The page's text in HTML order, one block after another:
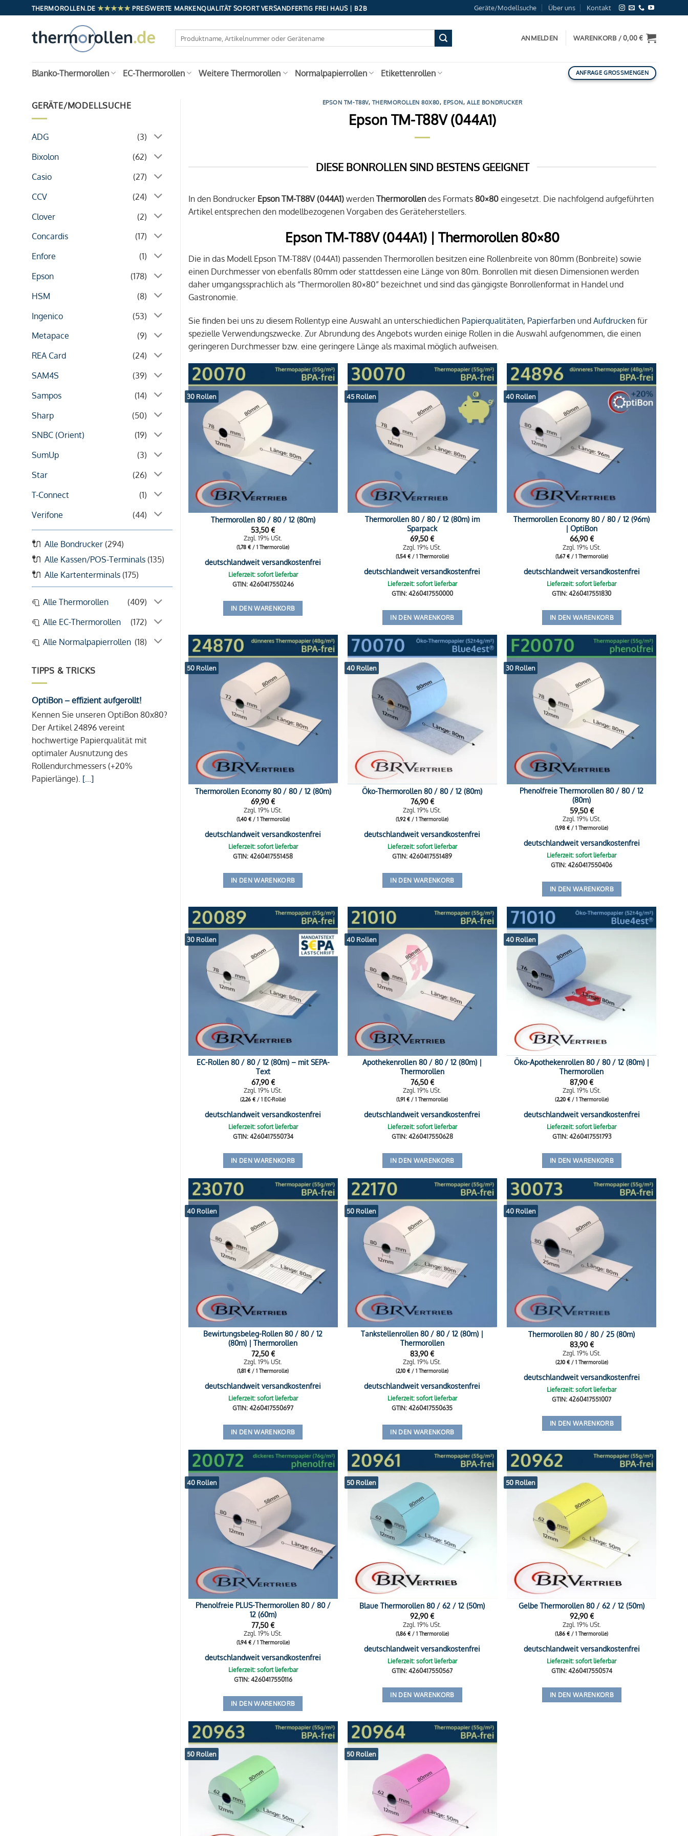
Inhalt
THERMOROLLEN.DE ★★★★★ PREISWERTE MARKENQUALITÄT SOFORT VERSANDFERTIG FREI HAUS | B2B Geräte/Modellsuche Über uns Kontakt
nach:
ANMELDEN WARENKORB /0,00€
Blanko-Thermorollen EC-Thermorollen Weitere Thermorollen Normalpapierrollen Etikettenrollen ANFRAGE GROSSMENGEN
GERÄTE/MODELLSUCHE
ADG
(3)
Bixolon
(62)
Casio
(27)
CCV
(24)
Clover
(2)
Concardis
(17)
Enfore
(1)
Epson
(178)
HSM
(8)
Ingenico
(53)
Metapace
(9)
REA Card
(24)
SAM4S
(39)
Sampos
(14)
Sharp
(50)
SNBC (Orient)
(19)
SumUp
(3)
Star
(26)
T-Connect
(1)
Verifone
(44)
Alle Bondrucker (294)
Alle Kassen/POS-Terminals (135)
Alle Kartenterminals (175)
Alle Thermorollen
(409)
Alle EC-Thermorollen
(172)
Alle Normalpapierrollen (18)
TIPPS & TRICKS
OptiBon – effizient aufgerollt!
Kennen Sie unseren OptiBon 80x80?
Der Artikel 24896 vereint
hochwertige Papierqualität mit
optimaler Ausnutzung des
Rollendurchmessers (+20%
Papierlänge). [...]
EPSON TM-T88V, THERMOROLLEN 80X80, EPSON,ALLE BONDRUCKER
Epson TM-T88V (044A1)
DIESE BONROLLEN SIND BESTENS GEEIGNET
In den Bondrucker Epson TM-T88V (044A1) werden Thermorollen des Formats 80×80 eingesetzt. Die nachfolgend aufgeführten
Artikel entsprechen den modellbezogenen Vorgaben des Geräteherstellers.
Epson TM-T88V (044A1) | Thermorollen 80×80
Die in das Modell Epson TM-T88V (044A1) passenden Thermorollen besitzen eine Rollenbreite von 80mm (Bonbreite) sowie
einen Durchmesser von ebenfalls 80mm oder stattdessen eine Länge von 80m. Bonrollen mit diesen Dimensionen werden
daher umgangssprachlich als “Thermorollen 80×80” bezeichnet und sind das gängigste Bonrollenformat in Handel und
Gastronomie.
Sie finden bei uns zu diesem Rollentyp eine Auswahl an unterschiedlichen Papierqualitäten, Papierfarben und Aufdrucken für
spezielle Verwendungszwecke. Zur Abrundung des Angebots wurden einige Rollen in die Auswahl aufgenommen, die einen
geringeren Durchmesser bzw. eine geringere Länge als maximal möglich aufweisen.
30 Rollen
Thermorollen 80 / 80 / 12 (80m)
53,50€
Zzgl. 19% USt.
(1,78€ / 1 Thermorolle)
deutschlandweit versandkostenfrei
Lieferzeit: sofort lieferbar
GTIN: 4260417550246
IN DEN WARENKORB
45 Rollen
Thermorollen 80 / 80 / 12 (80m) im
Sparpack
69,50€
Zzgl. 19% USt.
(1,54 €/ 1 Thermorolle)
deutschlandweit versandkostenfrei
Lieferzeit: sofort lieferbar
GTIN: 4260417550000
IN DEN WARENKORB
40 Rollen
Thermorollen Economy 80 / 80 / 12 (96m)
| OptiBon
66,90€
Zzgl. 19% USt.
(1,67€/ 1 Thermorolle)
deutschlandweit versandkostenfrei
Lieferzeit: sofort lieferbar
GTIN: 4260417551830
IN DEN WARENKORB
50 Rollen
Thermorollen Economy 80 / 80 / 12 (80m)
69,90€
Zzgl. 19% USt.
(1,40 €/ 1 Thermorolle)
deutschlandweit versandkostenfrei
Lieferzeit: sofort lieferbar
GTIN: 4260417551458
IN DEN WARENKORB
40 Rollen
Öko-Thermorollen 80 / 80 / 12 (80m)
76,90€
Zzgl. 19% USt.
(1,92€ / 1 Thermorolle)
deutschlandweit versandkostenfrei
Lieferzeit: sofort lieferbar
GTIN: 4260417551489
IN DEN WARENKORB
30 Rollen
Phenolfreie Thermorollen 80 / 80 / 12
(80m)
59,50€
Zzgl. 19% USt.
(1,98€ / 1 Thermorolle)
deutschlandweit versandkostenfrei
Lieferzeit: sofort lieferbar
GTIN: 4260417550406
IN DEN WARENKORB
30 Rollen
EC-Rollen 80 / 80 / 12 (80m) – mit SEPA-
Text
67,90€
Zzgl. 19% USt.
(2,26€ / 1 EC-Rolle)
deutschlandweit versandkostenfrei
Lieferzeit: sofort lieferbar
GTIN: 4260417550734
IN DEN WARENKORB
40 Rollen
Apothekenrollen 80 / 80 / 12 (80m) |
Thermorollen
76,50€
Zzgl. 19% USt.
(1,91€ / 1 Thermorolle)
deutschlandweit versandkostenfrei
Lieferzeit: sofort lieferbar
GTIN: 4260417550628
IN DEN WARENKORB
40 Rollen
Öko-Apothekenrollen 80 / 80 / 12 (80m) |
Thermorollen
87,90€
Zzgl. 19% USt.
(2,20 €/ 1 Thermorolle)
deutschlandweit versandkostenfrei
Lieferzeit: sofort lieferbar
GTIN: 4260417551793
IN DEN WARENKORB
40 Rollen
Bewirtungsbeleg-Rollen 80 / 80 / 12
(80m) | Thermorollen
72,50€
Zzgl. 19% USt.
(1,81€ / 1 Thermorolle)
deutschlandweit versandkostenfrei
Lieferzeit: sofort lieferbar
GTIN: 4260417550697
IN DEN WARENKORB
50 Rollen
Tankstellenrollen 80 / 80 / 12 (80m) |
Thermorollen
83,90€
Zzgl. 19% USt.
(2,10€ / 1 Thermorolle)
deutschlandweit versandkostenfrei
Lieferzeit: sofort lieferbar
GTIN: 4260417550635
IN DEN WARENKORB
40 Rollen
Thermorollen 80 / 80 / 25 (80m)
83,90€
Zzgl. 19% USt.
(2,10 €/ 1 Thermorolle)
deutschlandweit versandkostenfrei
Lieferzeit: sofort lieferbar
GTIN: 4260417551007
IN DEN WARENKORB
40 Rollen
Phenolfreie PLUS-Thermorollen 80 / 80 /
12 (60m)
77,50€
Zzgl. 19% USt.
(1,94 €/ 1 Thermorolle)
deutschlandweit versandkostenfrei
Lieferzeit: sofort lieferbar
GTIN: 4260417550116
IN DEN WARENKORB
50 Rollen
Blaue Thermorollen 80 / 62 / 12 (50m)
92,90€
Zzgl. 19% USt.
(1,86 €/ 1 Thermorolle)
deutschlandweit versandkostenfrei
Lieferzeit: sofort lieferbar
GTIN: 4260417550567
IN DEN WARENKORB
50 Rollen
Gelbe Thermorollen 80 / 62 / 12 (50m)
92,90€
Zzgl. 19% USt.
(1,86€ / 1 Thermorolle)
deutschlandweit versandkostenfrei
Lieferzeit: sofort lieferbar
GTIN: 4260417550574
IN DEN WARENKORB
50 Rollen 50 Rollen